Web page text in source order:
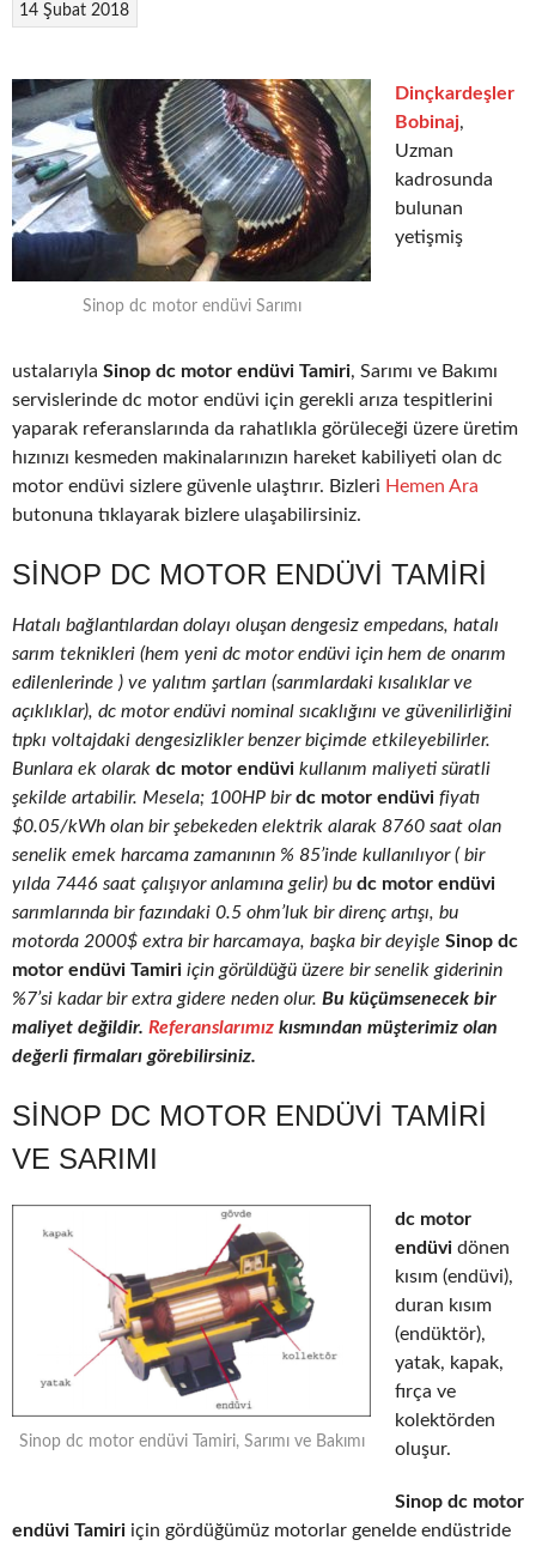
14 Şubat 2018
Sinop dc motor endüvi Sarımı
Dinçkardeşler
Bobinaj,
Uzman
kadrosunda
bulunan
yetişmiş
ustalarıyla Sinop dc motor endüvi Tamiri, Sarımı ve Bakımı
servislerinde dc motor endüvi için gerekli arıza tespitlerini
yaparak referanslarında da rahatlıkla görüleceği üzere üretim
hızınızı kesmeden makinalarınızın hareket kabiliyeti olan dc
motor endüvi sizlere güvenle ulaştırır. Bizleri Hemen Ara
butonuna tıklayarak bizlere ulaşabilirsiniz.
SINOP DC MOTOR ENDÜVI TAMIRI
Hatalı bağlantılardan dolayı oluşan dengesiz empedans, hatalı
sarım teknikleri (hem yeni dc motor endüvi için hem de onarım
edilenlerinde ) ve yalıtım şartları (sarımlardaki kısalıklar ve
açıklıklar), dc motor endüvi nominal sıcaklığını ve güvenilirliğini
tıpkı voltajdaki dengesizlikler benzer biçimde etkileyebilirler.
Bunlara ek olarak dc motor endüvi kullanım maliyeti süratli
şekilde artabilir. Mesela; 100HP birdc motor endüvi fiyatı
$0.05/kWh olan bir şebekeden elektrik alarak 8760 saat olan
senelik emek harcama zamanının % 85’inde kullanılıyor ( bir
yılda 7446 saat çalışıyor anlamına gelir) bu dc motor endüvi
sarımlarında bir fazındaki 0.5 ohm’luk bir direnç artışı, bu
motorda 2000$ extra bir harcamaya, başka bir deyişle Sinop dc
motor endüvi Tamiri için görüldüğü üzere bir senelik giderinin
%7’si kadar bir extra gidere neden olur. Bu küçümsenecek bir
maliyet değildir. Referanslarımız kısmından müşterimiz olan
değerli firmaları görebilirsiniz.
SINOP DC MOTOR ENDÜVI TAMIRI
VE SARIMI
Sinop dc motor endüvi Tamiri, Sarımı ve Bakımı
dc motor
endüvi dönen
kısım (endüvi),
duran kısım
(endüktör),
yatak, kapak,
fırça ve
kolektörden
oluşur.
Sinop dc motor
endüvi Tamiri için gördüğümüz motorlar genelde endüstride